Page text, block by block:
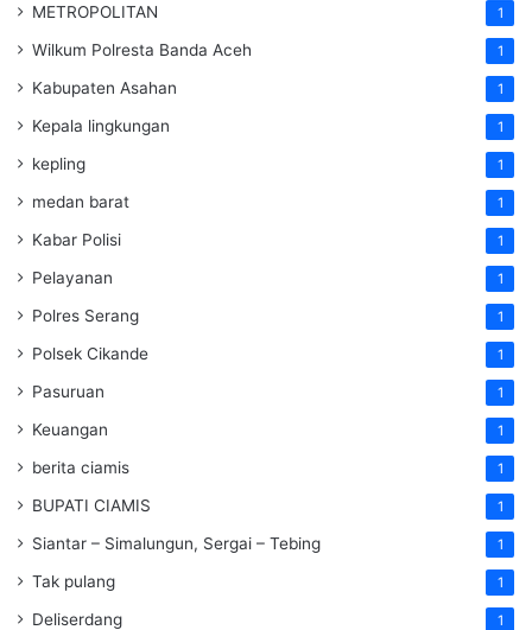
METROPOLITAN 1
Wilkum Polresta Banda Aceh 1
Kabupaten Asahan 1
Kepala lingkungan 1
kepling 1
medan barat 1
Kabar Polisi 1
Pelayanan 1
Polres Serang 1
Polsek Cikande 1
Pasuruan 1
Keuangan 1
berita ciamis 1
BUPATI CIAMIS 1
Siantar – Simalungun, Sergai – Tebing 1
Tak pulang 1
Deliserdang 1